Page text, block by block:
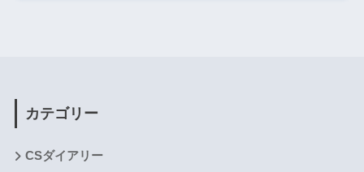
カテゴリー
CSダイアリー